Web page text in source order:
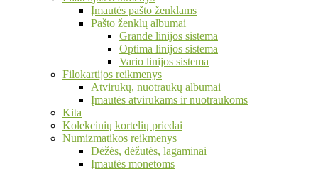
Įmautės pašto ženklams
Pašto ženklų albumai
Grande linijos sistema
Optima linijos sistema
Vario linijos sistema
Filokartijos reikmenys
Atvirukų, nuotraukų albumai
Įmautės atvirukams ir nuotraukoms
Kita
Kolekcinių kortelių priedai
Numizmatikos reikmenys
Dėžės, dėžutės, lagaminai
Įmautės monetoms